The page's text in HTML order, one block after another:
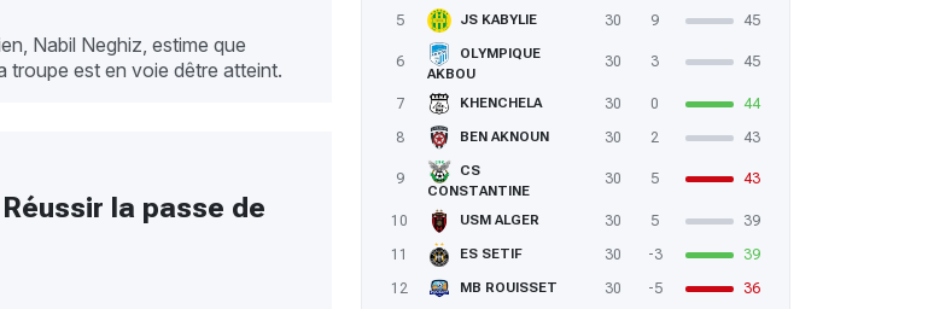
5
JS KABYLIE 30 9 45
6
OLYMPIQUE
AKBOU
30 3 45
7 KHENCHELA 30 0
44
8
BEN AKNOUN 30 2 43
9
CS
CONSTANTINE
30 5 43
10 USM ALGER 30 5
39
11
ES SETIF 30 -3
39
12
MB ROUISSET 30 -5
36
Nabil Neghiz, estime que
troupe est en voie dêtre atteint.
Réussir la passe de